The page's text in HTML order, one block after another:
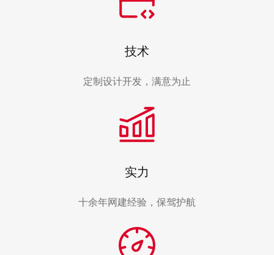
技术
定制设计开发，满意为止
实力
十余年网建经验，保驾护航